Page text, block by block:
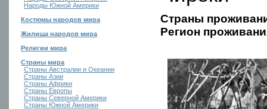
Народы Южной Америки
Костюмы народов мира
Жилища народов мира
Религии мира
Страны мира
Страны Австралии и Океании
Страны Азии
Страны Африки
Страны Европы
Страны Северной Америки
Страны Южной Америки
Страны
Регион